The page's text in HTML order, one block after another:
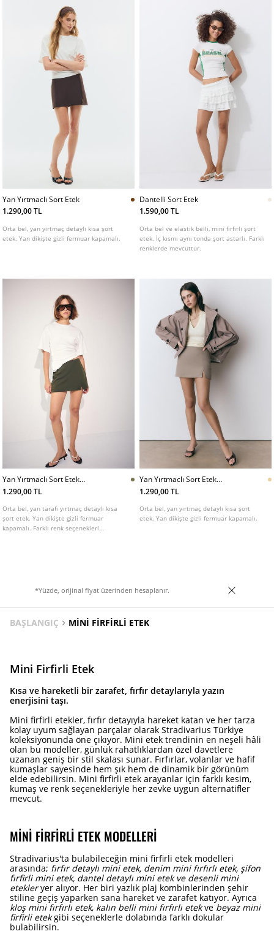
Yan Yırtmaclı Sort Etek
1.290,00 TL
Orta bel, yan yırtmaç detaylı kısa şort
etek. Yan dikişte gizli fermuar kapamalı.
Dantelli Sort Etek
1.590,00 TL
Orta bel ve elastik belli, mini fırfırlı şort
etek. İç kısmı aynı tonda şort astarlı. Farklı
renklerde mevcuttur.
Yan Yırtmaclı Sort Etek
L04799768
1.290,00 TL
Orta bel, yan tarafı yırtmaç detaylı kısa
şort etek. Yan dikişte gizli fermuar
kapamalı. Farklı renk seçenekleri
Yan Yırtmaclı Sort Etek
L04799768
1.290,00 TL
Orta bel, yan yırtmaç detaylı kısa şort
etek. Yan dikişte gizli fermuar kapamalı.
*Yüzde, orijinal fiyat üzerinden hesaplanır.
BAŞLANGIÇ MINI FIRFIRLI ETEK
Mini Firfirli Etek
Kısa ve hareketli bir zarafet, fırfır detaylarıyla yazın
enerjisini taşı.
Mini firfirli etekler, fırfır detayıyla hareket katan ve her tarza
kolay uyum sağlayan parçalar olarak Stradivarius Türkiye
koleksiyonunda öne çıkıyor. Mini etek trendinin en neşeli hâli
olan bu modeller, günlük rahatlıklardan özel davetlere
uzanan geniş bir stil skalası sunar. Fırfırlar, volanlar ve hafif
kumaşlar sayesinde hem şık hem de dinamik bir görünüm
elde edebilirsin. Mini firfirli etek arayanlar için farklı kesim,
kumaş ve renk seçenekleriyle her zevke uygun alternatifler
mevcut.
MINI FIRFIRLI ETEK MODELLERI
Stradivarius'ta bulabileceğin mini firfirli etek modelleri
arasında; fırfır detaylı mini etek, denim mini fırfırlı etek, şifon
fırfirli mini etek, dantel detaylı mini etek ve desenli mini
etekleryer alıyor. Her biri yazlık plaj kombinlerinden şehir
stiline geçiş yaparken sana hareket ve zarafet katıyor. Ayrıca
kloş mini fırfırlı etek, kalın belli mini fırfırlı etekve beyaz mini
firfirli etekgibi seçeneklerle dolabında farklı dokular
bulabilirsin.